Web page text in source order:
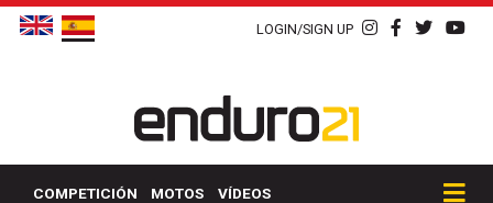
LOGIN/SIGN UP
COMPETICIÓN MOTOS VÍDEOS